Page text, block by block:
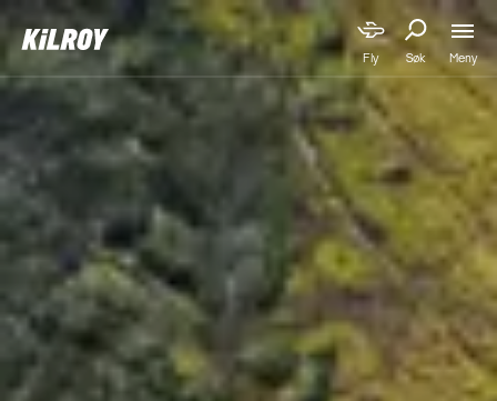
Fly Søk Meny